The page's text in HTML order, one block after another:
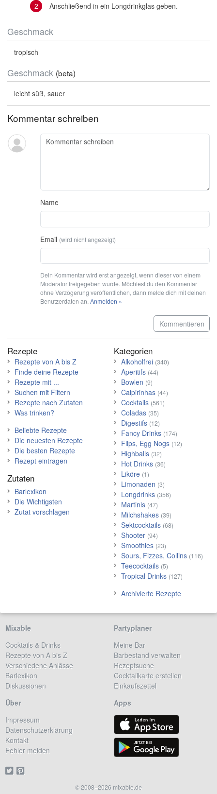
Anschließend in ein Longdrinkglas geben.
Geschmack
tropisch
Geschmack (beta)
leicht süß, sauer
Kommentar schreiben
Name
Email (wird nicht angezeigt)
Dein Kommentar wird erst angezeigt, wenn dieser von einem
Moderator freigegeben wurde. Möchtest du den Kommentar
ohne Verzögerung veröffentlichen, dann melde dich mit deinen
Benutzerdaten an. Anmelden »
Kommentieren
Rezepte
Rezepte von A bis Z
Finde deine Rezepte
Rezepte mit ...
Suchen mit Filtern
Rezepte nach Zutaten
Was trinken?
Beliebte Rezepte
Die neuesten Rezepte
Die besten Rezepte
Rezept eintragen
Zutaten
Barlexikon
Die Wichtigsten
Zutat vorschlagen
Kategorien
Alkoholfrei (340)
Aperitifs (44)
Bowlen (9)
Caipirinhas (44)
Cocktails (561)
Coladas (35)
Digestifs (12)
Fancy Drinks (174)
Flips, Egg Nogs (12)
Highballs (32)
Hot Drinks (36)
Liköre (1)
Limonaden (3)
Longdrinks (356)
Martinis (47)
Milchshakes (39)
Sektcocktails (68)
Shooter (94)
Smoothies (23)
Sours, Fizzes, Collins (116)
Teecocktails (5)
Tropical Drinks (127)
Archivierte Rezepte
Mixable
Cocktails & Drinks
Rezepte von A bis Z
Verschiedene Anlässe
Barlexikon
Diskussionen
Partyplaner
Meine Bar
Barbestand verwalten
Rezeptsuche
Cocktailkarte erstellen
Einkaufszettel
Über
Impressum
Datenschutzerklärung
Kontakt
Fehler melden
Apps
© 2008–2026 mixable.de